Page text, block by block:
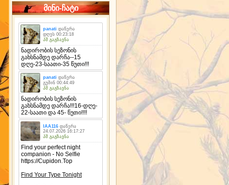
მინი-ჩატი